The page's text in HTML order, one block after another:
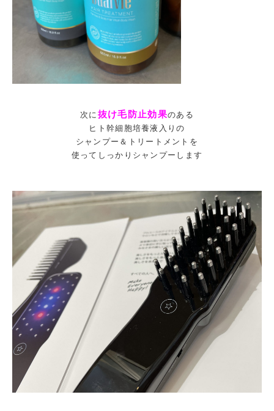
次に 抜け毛防止効果のある
ヒト幹細胞培養液入りの
シャンプー＆トリートメントを
使ってしっかりシャンプーします